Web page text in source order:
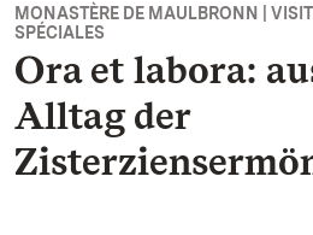
MONASTÈRE DE MAULBRONN |
SPÉCIALES
Ora et labora:
Alltag der